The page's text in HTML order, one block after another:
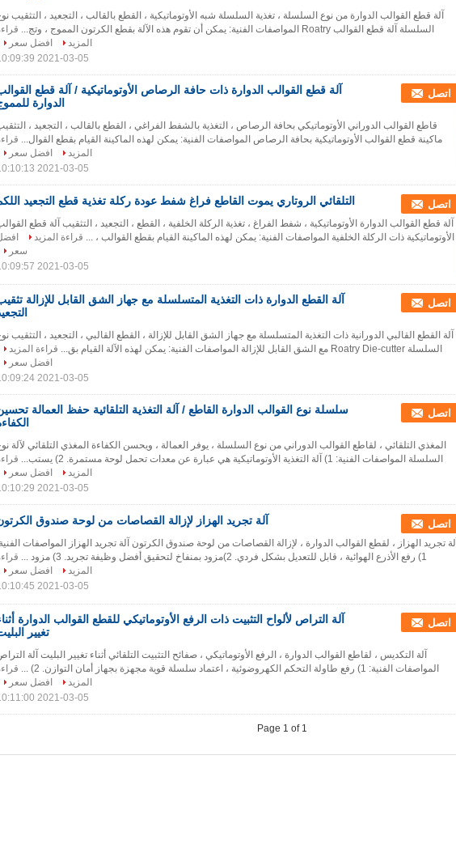
آلة قطع القوالب الدوارة من نوع السلسلة ، تغذية السلسلة شبه الأوتوماتيكية ، القطع بالقالب ، التجعيد ، التثقيب
السلسلة آلة قطع القوالب Roatry المواصفات الفنية: يمكن أن تقوم هذه الآلة بقطع الكرتون المموج ، وتج...
المزيد
افضل سعر
2021-03-05 10:09:39
آلة قطع القوالب الدوارة ذات حافة الرصاص الأوتوماتيكية / آلة قطع
الدوارة
اتصل
قاطع القوالب الدوراني الأوتوماتيكي بحافة الرصاص ، التغذية بالشفط الفراغي ، القطع بالقالب ، التجعيد ،
ماكينة قطع القوالب الأوتوماتيكية بحافة الرصاص المواصفات الفنية: يمكن لهذه الماكينة القيام بقطع القوال...
المزيد
افضل سعر
2021-03-05 10:10:13
التلقائي الروتاري يموت القاطع فراغ شفط عودة ركلة تغذية قطع التجعيد اتصل
آلة قطع القوالب الدوارة الأوتوماتيكية ، شفط الفراغ ، تغذية الركلة الخلفية ، القطع ، التجعيد ، التثقيب آلة قطع
الأوتوماتيكية ذات الركلة الخلفية المواصفات الفنية: يمكن لهذه الماكينة القيام بقطع القوالب ، ... قراءة المزيد
سعر
2021-03-05 10:09:57
آلة القطع الدوارة ذات التغذية المتسلسلة مع جهاز الشق القابل للإزالة
اتصل
آلة القطع القالبي الدورانية ذات التغذية المتسلسلة مع جهاز الشق القابل للإزالة ، القطع القالبي ، التجعيد ، التثقيب
السلسلة Roatry Die-cutter مع الشق القابل للإزالة المواصفات الفنية: يمكن لهذه الآلة القيام بق...
قراءة المزيد
افضل سعر
2021-03-05 10:09:24
سلسلة نوع القوالب الدوارة القاطع / آلة التغذية التلقائية حفظ العمالة
اتصل
المغذي التلقائي ، لقاطع القوالب الدوراني من نوع السلسلة ، يوفر العمالة ، ويحسن الكفاءة المغذي التلقائي لآلة
السلسلة المواصفات الفنية: 1) آلة التغذية الأوتوماتيكية هي عبارة عن معدات تحمل لوحة مستمرة. 2) يستب...
المزيد
افضل سعر
2021-03-05 10:10:29
آلة تجريد الهزاز لإزالة القصاصات من لوحة صندوق اتصل
آلة تجريد الهزاز ، لقطع القوالب الدوارة ، لإزالة القصاصات من لوحة صندوق الكرتون آلة تجريد الهزاز المواصفات
1) رفع الأذرع الهوائية ، قابل للتعديل بشكل فردي. 2)مزود بمنفاخ لتحقيق أفضل وظيفة تجريد. 3) مزود ...
المزيد
افضل سعر
2021-03-05 10:10:45
آلة التراص لألواح التثبيت ذات الرفع الأوتوماتيكي للقطع القوالب الدوارة
تغيير
اتصل
آلة التكديس ، لقاطع القوالب الدوارة ، الرفع الأوتوماتيكي ، صفائح التثبيت التلقائي أثناء تغيير البليت آلة
المواصفات الفنية: 1) رفع طاولة التحكم الكهروضوئية ، اعتماد سلسلة قوية مجهزة بجهاز أمان التوازن. 2) ...
المزيد
افضل سعر
2021-03-05 10:11:00
Page 1 of 1